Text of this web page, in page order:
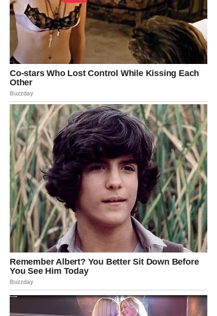
Nadalje, istraživanje je pokazalo da konzumacija kofeina može
pojačati štetne učinke specifičnih antipsihotika i lijekova za
ADHD, što dovodi do ubrzanog otkucaja srca i krvnog tlaka.
Kako bi se osigurala maksimalna učinkovitost i smanjile
moguće zdravstvene komplikacije, nužno je konzultirati se sa
zdravstvenim radnikom ili ljekarnikom o mogućim
interakcijama između hrane i lijekova.
BONUS TEKST: